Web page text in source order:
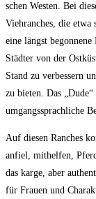
schen Wes­ten. Bei
Vieh­r­an­ches, die etwa
eine längst
Städ­ter von der
Stand zu ver­bes­sern
zu bie­ten. Das
umgangs­sprach­li­che
Auf die­sen Ran­ches
anfiel, mit­hel­fen,
das kar­ge, aber
für Frau­en und